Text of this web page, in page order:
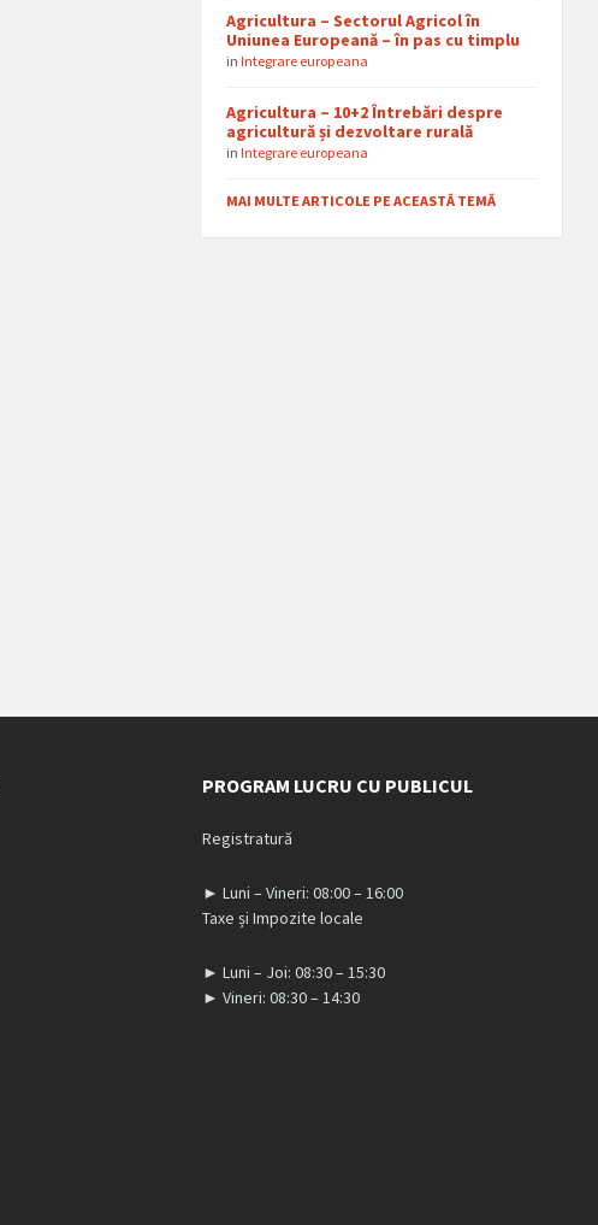
Agricultura – Sectorul Agricol în
Uniunea Europeană – în pas cu timplu
inIntegrare europeana
Agricultura – 10+2 Întrebări despre
agricultură și dezvoltare rurală
inIntegrare europeana
MAI MULTE ARTICOLE PE ACEASTĂ TEMĂ
PROGRAM LUCRU CU PUBLICUL
Registratură
► Luni – Vineri: 08:00 – 16:00
Taxe și Impozite locale
► Luni – Joi: 08:30 – 15:30
► Vineri: 08:30 – 14:30